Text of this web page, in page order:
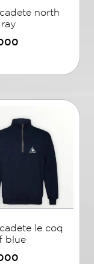
north
le coq
blue